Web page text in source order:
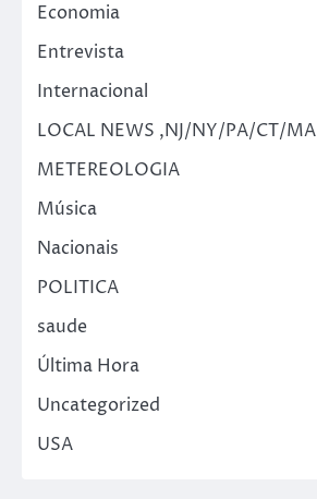
Economia
Entrevista
Internacional
LOCAL NEWS ,NJ/NY/PA/CT/MA
METEREOLOGIA
Música
Nacionais
POLITICA
saude
Última Hora
Uncategorized
USA